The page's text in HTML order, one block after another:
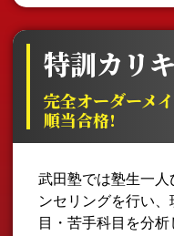
特訓カリ
完全オーダーメ
順当合格!
武田塾では塾生一
ンセリングを行い
目・苦手科目を分